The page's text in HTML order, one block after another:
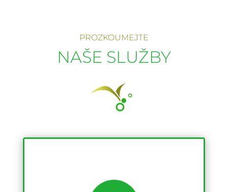
PROZKOUMEJTE
NAŠE SLUŽBY